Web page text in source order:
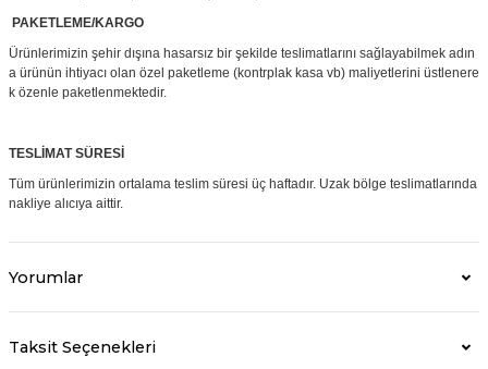
PAKETLEME/KARGO
Ürünlerimizin şehir dışına hasarsız bir şekilde teslimatlarını sağlayabilmek adın
a ürünün ihtiyacı olan özel paketleme (kontrplak kasa vb) maliyetlerini üstlenere
k özenle paketlenmektedir.
TESLİMAT SÜRESİ
Tüm ürünlerimizin ortalama teslim süresi üç haftadır. Uzak bölge teslimatlarında
nakliye alıcıya aittir.
Yorumlar
Taksit Seçenekleri